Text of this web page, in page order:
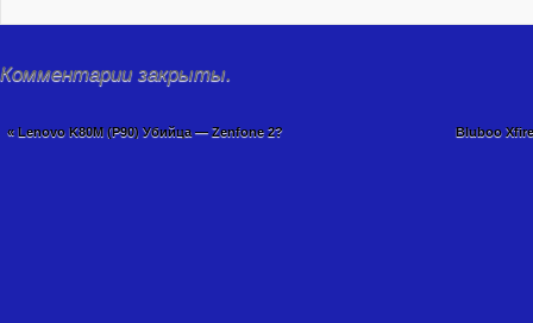
Комментарии закрыты.
«Lenovo K80M (P90) Убийца — Zenfone 2? Bluboo